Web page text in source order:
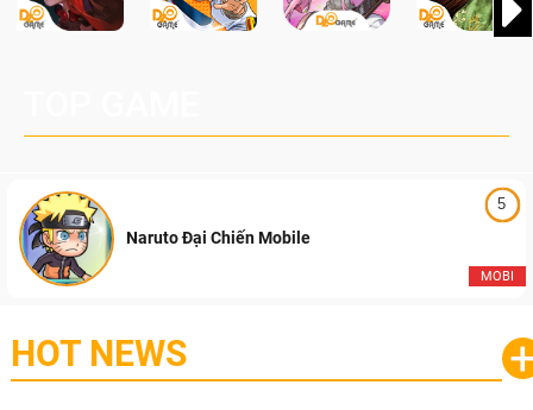
5
MOBI
Naruto Đại Chiến Mobile
HOT NEWS